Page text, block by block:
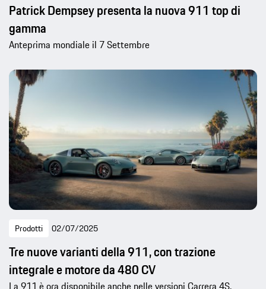
Patrick Dempsey presenta la nuova 911 top di
gamma
Anteprima mondiale il 7 Settembre
Prodotti 02/07/2025
Tre nuove varianti della 911, con trazione
integrale e motore da 480 CV
La 911 è ora disponibile anche nelle versioni Carrera 4S,